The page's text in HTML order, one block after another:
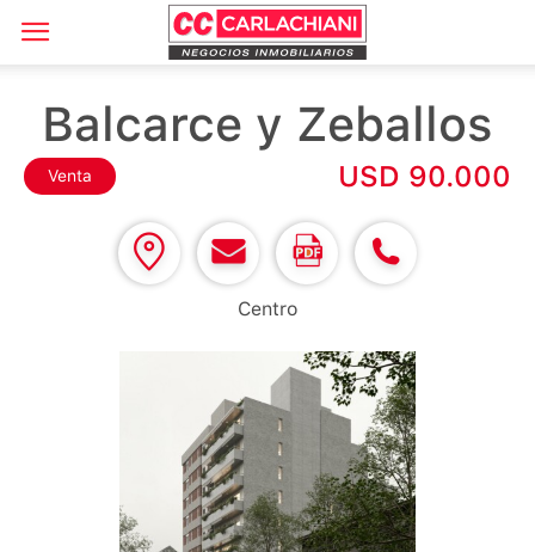
Balcarce y Zeballos
Venta USD 90.000
Centro